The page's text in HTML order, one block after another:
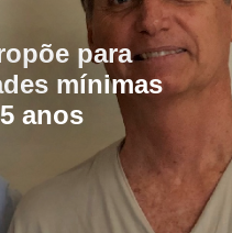
para
mínimas
anos